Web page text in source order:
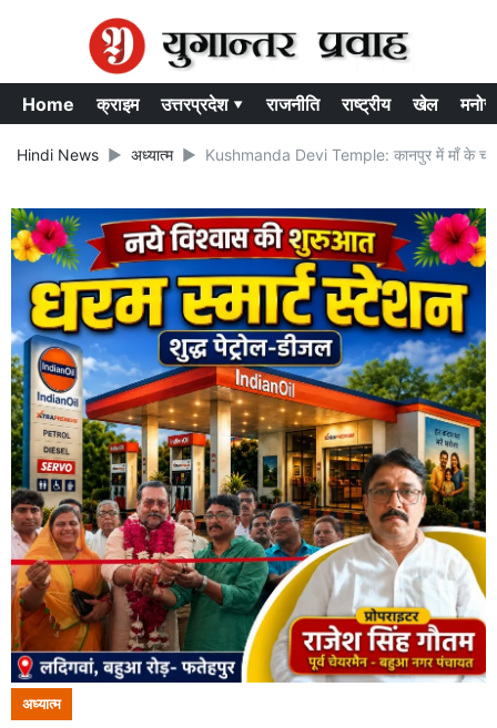
Home क्राइम उत्तरप्रदेश ▾ राजनीति राष्ट्रीय खेल
Hindi News अध्यात्म Kushmanda Devi Temple: कानपुर में माँ के
अध्यात्म